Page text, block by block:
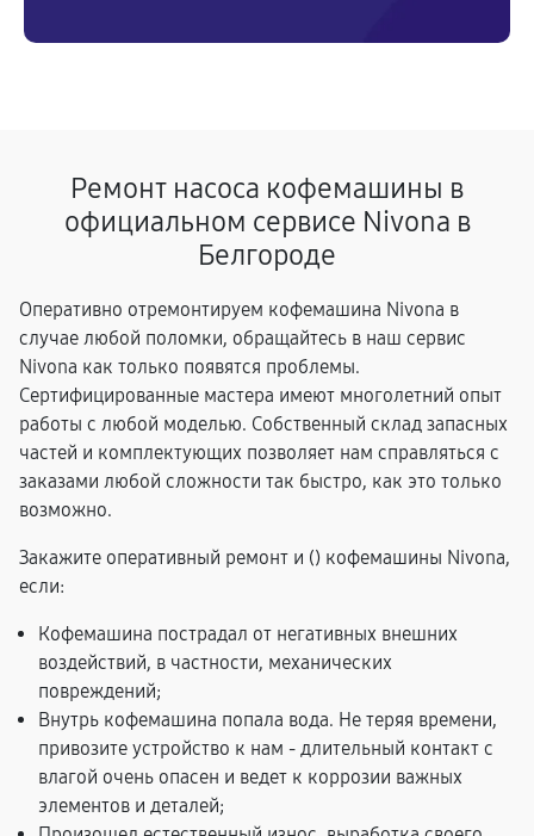
Ремонт насоса кофемашины в
официальном сервисе Nivona в
Белгороде
Оперативно отремонтируем кофемашина Nivona в
случае любой поломки, обращайтесь в наш сервис
Nivona как только появятся проблемы.
Сертифицированные мастера имеют многолетний опыт
работы с любой моделью. Собственный склад запасных
частей и комплектующих позволяет нам справляться с
заказами любой сложности так быстро, как это только
возможно.
Закажите оперативный ремонт и () кофемашины Nivona,
если:
Кофемашина пострадал от негативных внешних
воздействий, в частности, механических
повреждений;
Внутрь кофемашина попала вода. Не теряя времени,
привозите устройство к нам - длительный контакт с
влагой очень опасен и ведет к коррозии важных
элементов и деталей;